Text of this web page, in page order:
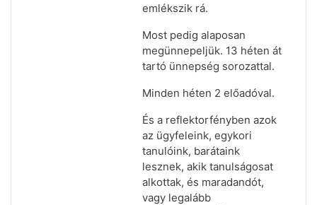
emlékszik rá.
Most pedig alaposan
megünnepeljük. 13 héten át
tartó ünnepség sorozattal.
Minden héten 2 előadóval.
És a reflektorfényben azok
az ügyfeleink, egykori
tanulóink, barátaink
lesznek, akik tanulságosat
alkottak, és maradandót,
vagy legalább